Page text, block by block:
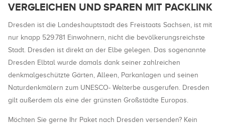
VERGLEICHEN UND SPAREN MIT PACKLINK
Dresden ist die Landeshauptstadt des Freistaats Sachsen, ist mit
nur knapp 529.781 Einwohnern, nicht die bevölkerungsreichste
Stadt. Dresden ist direkt an der Elbe gelegen. Das sogenannte
Dresden Elbtal wurde damals dank seiner zahlreichen
denkmalgeschützte Gärten, Alleen, Parkanlagen und seinen
Naturdenkmälern zum UNESCO- Welterbe ausgerufen. Dresden
gilt außerdem als eine der grünsten Großstädte Europas.
Möchten Sie gerne Ihr Paket nach Dresden versenden? Kein